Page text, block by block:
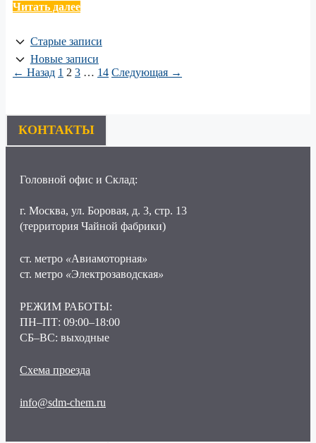
Читать далее
Старые записи
Новые записи
← Назад Страница
1 Страница
2 Страница
3 … Страница
14 Следующая →
КОНТАКТЫ
Головной офис и Склад:
г. Москва, ул. Боровая, д. 3, стр. 13
(территория Чайной фабрики)
ст. метро «Авиамоторная»
ст. метро «Электрозаводская»
РЕЖИМ РАБОТЫ:
ПН–ПТ: 09:00–18:00
СБ–ВС: выходные
Схема проезда
info@sdm-chem.ru